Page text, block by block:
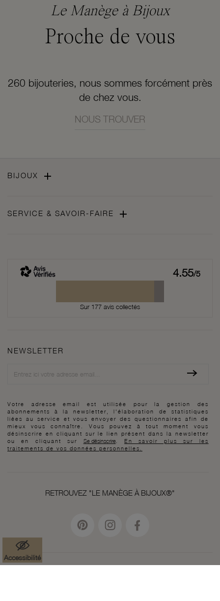
Le Manège à Bijoux
Proche de vous
260 bijouteries, nous sommes forcément près
de chez vous.
NOUS TROUVER
BIJOUX 
SERVICE & SAVOIR-FAIRE 
4.55/5
Sur 177 avis collectés
NEWSLETTER
Votre adresse email est utilisée pour la gestion des
abonnements à la newsletter, l'élaboration de statistiques
liées au service et vous envoyer des questionnaires afin de
mieux vous connaître. Vous pouvez à tout moment vous
désinscrire en cliquant sur le lien présent dans la newsletter
ou en cliquant sur Se désinscrire.En savoir plus sur les
traitements de vos données personnelles.
RETROUVEZ "LE MANÈGE À BIJOUX®"
Accessibilité